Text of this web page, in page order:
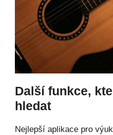
Další funkce,
hledat
Nejlepší aplikace pro